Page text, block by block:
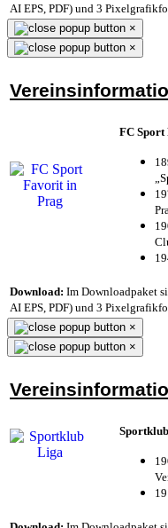
AI EPS, PDF) und 3
×
×
FC
Download: Im Downloadpaket
AI EPS, PDF) und 3
×
×